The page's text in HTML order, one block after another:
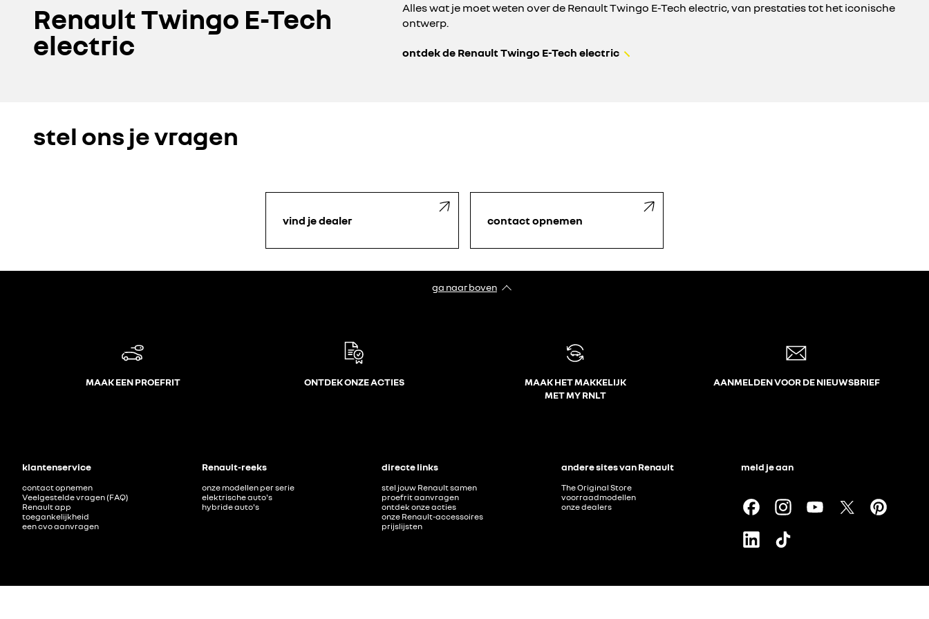
Renault Twingo E-Tech
electric
Alles wat je moet weten over de Renault Twingo E-Tech electric, van prestaties tot het iconische
ontwerp.
ontdek de Renault Twingo E-Tech electric
stel ons je vragen
vind je dealer contact opnemen
ga naar boven
MAAK EEN PROEFRIT ONTDEK ONZE ACTIES
MAAK HET MAKKELIJK
MET MY RNLT
AANMELDEN VOOR DE NIEUWSBRIEF
klantenservice
contact opnemen
Veelgestelde vragen (FAQ)
Renault app
toegankelijkheid
een cvo aanvragen
Renault-reeks
onze modellen per serie
elektrische auto's
hybride auto's
directe links
stel jouw Renault samen
proefrit aanvragen
ontdek onze acties
onze Renault-accessoires
prijslijsten
andere sites van Renault
The Original Store
voorraadmodellen
onze dealers
meld je aan